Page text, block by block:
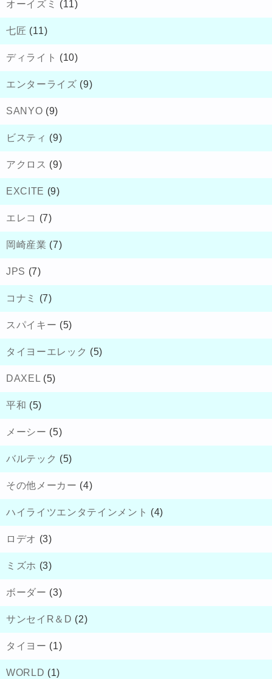
オーイズミ (11)
七匠 (11)
ディライト (10)
エンターライズ (9)
SANYO (9)
ビスティ (9)
アクロス (9)
EXCITE (9)
エレコ (7)
岡崎産業 (7)
JPS (7)
コナミ (7)
スパイキー (5)
タイヨーエレック (5)
DAXEL (5)
平和 (5)
メーシー (5)
バルテック (5)
その他メーカー (4)
ハイライツエンタテインメント (4)
ロデオ (3)
ミズホ (3)
ボーダー (3)
サンセイR＆D (2)
タイヨー (1)
WORLD (1)